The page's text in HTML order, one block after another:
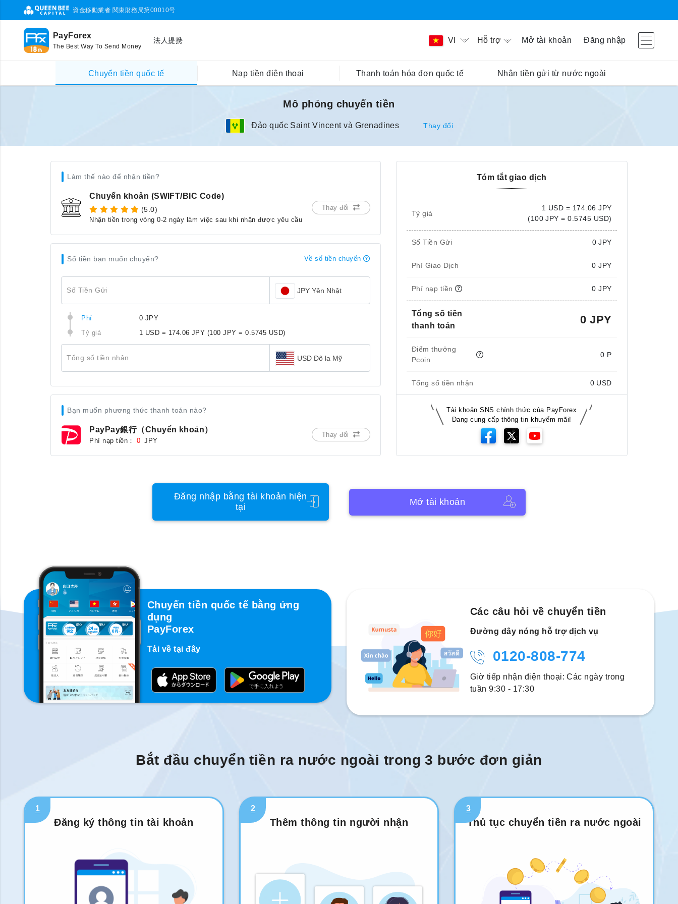
資金移動業者 関東財務局第00010号
PayForex
The Best Way To Send Money
法人提携 VI Hỗ trợ Mở tài khoản Đăng nhập
Chuyển tiền quốc tế Nạp tiền điện thoại Thanh toán hóa đơn quốc tế Nhận tiền gửi từ nước ngoài
Mô phỏng chuyển tiền
Đảo quốc Saint Vincent và Grenadines Thay đổi
Làm thế nào để nhận tiền?
Chuyển khoản (SWIFT/BIC Code)
(5.0)
Nhận tiền trong vòng 0-2 ngày làm việc sau khi nhận được yêu cầu
Thay đổi
Số tiền bạn muốn chuyển? Về số tiền chuyển
Số Tiền Gửi JPY Yên Nhật
Phí
0 JPY
Tỷ giá
1 USD = 174.06 JPY (100 JPY = 0.5745 USD)
Tổng số tiền nhận USD Đô la Mỹ
Bạn muốn phương thức thanh toán nào?
PayPay銀行（Chuyển khoản）
Phí nạp tiền： 0 JPY
Thay đổi
Tóm tắt giao dịch
Tỷ giá
1 USD = 174.06 JPY
(100 JPY = 0.5745 USD)
Số Tiền Gửi 0 JPY
Phí Giao Dịch 0 JPY
Phí nạp tiền 0 JPY
Tổng số tiền
thanh toán
0 JPY
Điểm thưởng
Pcoin
0 P
Tổng số tiền nhận 0 USD
Tài khoản SNS chính thức của PayForex
Đang cung cấp thông tin khuyếm mãi!
Đăng nhập bằng tài khoản hiện
tại
Mở tài khoản
Chuyển tiền quốc tế bằng ứng
dụng
PayForex
Tải về tại đây
Các câu hỏi về chuyển tiền
Đường dây nóng hỗ trợ dịch vụ
0120-808-774
Giờ tiếp nhận điện thoại: Các ngày trong
tuần 9:30 - 17:30
Bắt đầu chuyển tiền ra nước ngoài trong 3 bước đơn giản
1
Đăng ký thông tin tài khoản
2
Thêm thông tin người nhận
3
Thủ tục chuyển tiền ra nước ngoài